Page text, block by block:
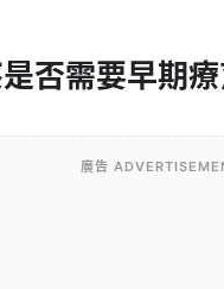
否需要早期
廣告